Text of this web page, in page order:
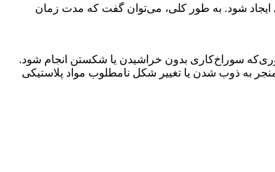
ایجاد شود. به طور کلی، می‌توان گفت که مدت زمان
سوراخ‌کاری بدون خراشیدن یا شکستن انجام شود.
به ذوب شدن یا تغییر شکل نامطلوب مواد پلاستیکی